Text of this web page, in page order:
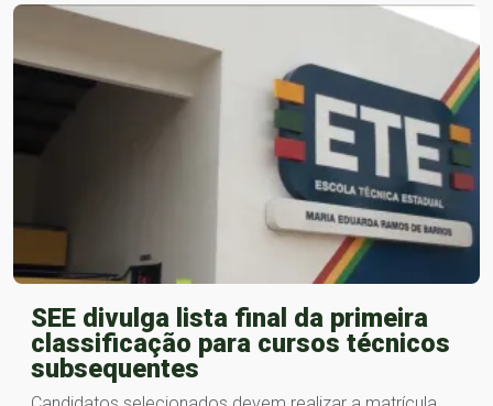
SEE divulga lista final da primeira
classificação para cursos técnicos
subsequentes